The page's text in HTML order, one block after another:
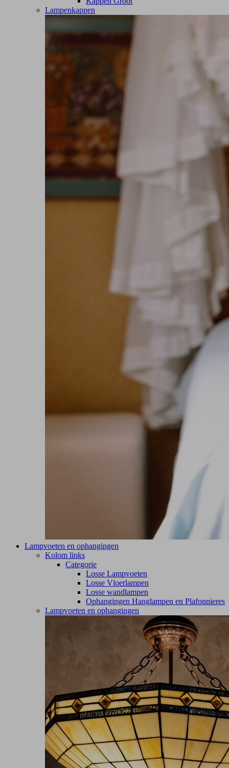
Lampenkappen
Lampvoeten en ophangingen
Kolom links
Categorie
Losse Lampvoeten
Losse Vloerlampen
Losse wandlampen
Ophangingen Hanglampen en Plafonnieres
Lampvoeten en ophangingen